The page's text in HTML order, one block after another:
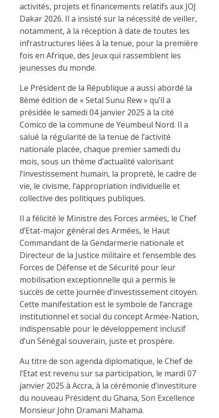
activités, projets et financements relatifs aux JOJ
Dakar 2026. Il a insisté sur la nécessité de veiller,
notamment, à la réception à date de toutes les
infrastructures liées à la tenue, pour la première
fois en Afrique, des Jeux qui rassemblent les
jeunesses du monde.
Le Président de la République a aussi abordé la
8ème édition de « Setal Sunu Rew » qu’il a
présidée le samedi 04 janvier 2025 à la cité
Comico de la commune de Yeumbeul Nord. Il a
salué la régularité de la tenue de l’activité
nationale placée, chaque premier samedi du
mois, sous un thème d’actualité valorisant
l’investissement humain, la propreté, le cadre de
vie, le civisme, l’appropriation individuelle et
collective des politiques publiques.
Il a félicité le Ministre des Forces armées, le Chef
d’Etat-major général des Armées, le Haut
Commandant de la Gendarmerie nationale et
Directeur de la Justice militaire et l’ensemble des
Forces de Défense et de Sécurité pour leur
mobilisation exceptionnelle qui a permis le
succès de cette journée d’investissement citoyen.
Cette manifestation est le symbole de l’ancrage
institutionnel et social du concept Armée-Nation,
indispensable pour le développement inclusif
d’un Sénégal souverain, juste et prospère.
Au titre de son agenda diplomatique, le Chef de
l’Etat est revenu sur sa participation, le mardi 07
janvier 2025 à Accra, à la cérémonie d’investiture
du nouveau Président du Ghana, Son Excellence
Monsieur John Dramani Mahama.